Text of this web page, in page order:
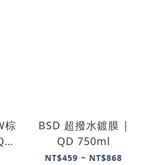
棕
BSD 超撥水鍍膜 |
QD 750ml
NT$459 ~ NT$868